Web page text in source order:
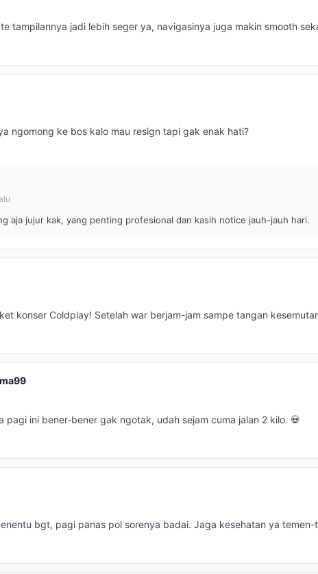
tampilannya jadi lebih seger ya, navigasinya juga makin smooth
ngomong ke bos kalo mau resign tapi gak enak hati?
aja jujur kak, yang penting profesional dan kasih notice jauh-jauh hari.
konser Coldplay! Setelah war berjam-jam sampe tangan
pagi ini bener-bener gak ngotak, udah sejam cuma jalan 2 kilo. 💀
bgt, pagi panas pol sorenya badai. Jaga kesehatan ya temen-